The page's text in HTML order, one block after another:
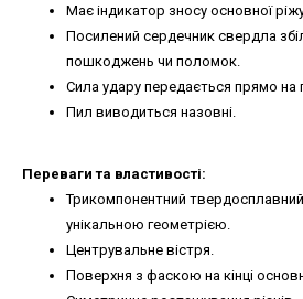
Має індикатор зносу основної
Посилений сердечник свердла
пошкоджень чи поломок.
Сила удару передається прямо на
Пил виводиться назовні.
Переваги та властивості:
Трикомпонентний
унікальною геометрією.
Центрувальне вістря.
Поверхня з фаскою на кінці